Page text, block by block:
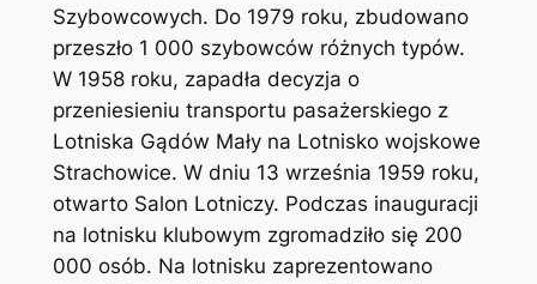
Szybowcowych. Do 1979 roku, zbudowano
przeszło 1 000 szybowców różnych typów.
W 1958 roku, zapadła decyzja o
przeniesieniu transportu pasażerskiego z
Lotniska Gądów Mały na Lotnisko wojskowe
Strachowice. W dniu 13 września 1959 roku,
otwarto Salon Lotniczy. Podczas inauguracji
na lotnisku klubowym zgromadziło się 200
000 osób. Na lotnisku zaprezentowano